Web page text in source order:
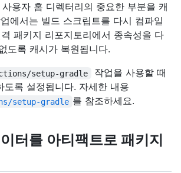
용자 홈 디렉터리의 중요한 부분을 캐
에서는 빌드 스크립트를 다시 컴파일
패키지 리포지토리에서 종속성을 다
도록 캐시가 복원됩니다.
setup-gradle
작업을 사용할 때
도록 설정됩니다. 자세한 내용
setup-gradle 를 참조하세요.
터를 아티팩트로 패키지